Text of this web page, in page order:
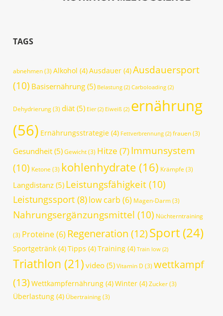
TAGS
abnehmen(3) Alkohol (4)Ausdauer (4)Ausdauersport
(10) Basisernährung (5) Belastung (2) Carboloading (2)
Dehydrierung(3) diät (5) Eier(2) Eiweiß (2) ernährung
(56) Ernährungsstrategie (4) Fettverbrennung (2) frauen(3)
Gesundheit (5)Gewicht(3) Hitze (7)Immunsystem
(10) Ketone (3) kohlenhydrate (16) Krämpfe (3)
Langdistanz (5) Leistungsfähigkeit(10)
Leistungssport (8)low carb (6) Magen-Darm(3)
Nahrungsergänzungsmittel (10) Nüchterntraining
(3) Proteine(6) Regeneration (12)Sport (24)
Sportgetränk (4)Tipps (4)Training (4) Train low (2)
Triathlon (21) video (5)Vitamin D (3) wettkampf
(13)Wettkampfernährung (4)Winter (4)Zucker(3)
Überlastung (4) Übertraining(3)